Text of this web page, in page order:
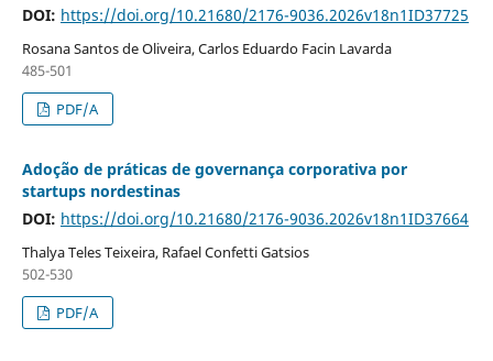
DOI: https://doi.org/10.21680/2176-9036.2026v18n1ID37725
Rosana Santos de Oliveira, Carlos Eduardo Facin Lavarda
485-501
PDF/A
Adoção de práticas de governança corporativa por
startups nordestinas
DOI: https://doi.org/10.21680/2176-9036.2026v18n1ID37664
Thalya Teles Teixeira, Rafael Confetti Gatsios
502-530
PDF/A